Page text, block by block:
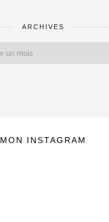
ARCHIVES
MON INSTAGRAM